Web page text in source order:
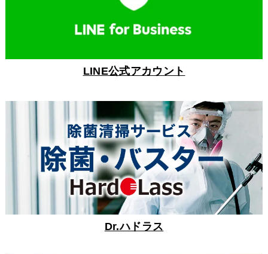
LINE公式アカウント
Dr.ハドラス